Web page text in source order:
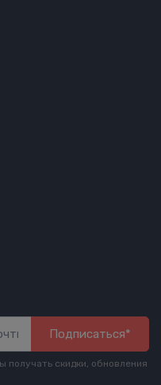
Подписаться*
получать скидки, обновления